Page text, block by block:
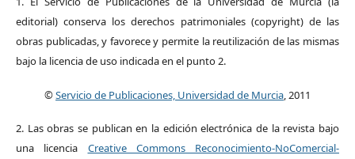
editorial) conserva los derechos patrimoniales (copyright) de las
obras publicadas, y favorece y permite la reutilización de las mismas
bajo la licencia de uso indicada en el punto 2.
©Servicio de Publicaciones, Universidad de Murcia, 2011
2. Las obras se publican en la edición electrónica de la revista bajo
una licencia Creative Commons Reconocimiento-NoComercial-